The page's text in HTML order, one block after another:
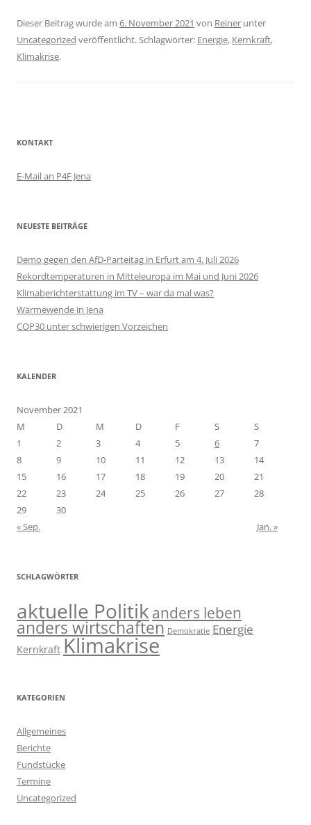
Dieser Beitrag wurde am 6. November 2021 von Reiner unter
Uncategorized veröffentlicht. Schlagwörter: Energie, Kernkraft,
Klimakrise.
KONTAKT
E-Mail an P4F Jena
NEUESTE BEITRÄGE
Demo gegen den AfD-Parteitag in Erfurt am 4. Juli 2026
Rekordtemperaturen in Mitteleuropa im Mai und Juni 2026
Klimaberichterstattung im TV – war da mal was?
Wärmewende in Jena
COP30 unter schwierigen Vorzeichen
KALENDER
November 2021
M
D M D F S
S
1
2 3 4 5 6
7
8
9 10 11 12 13
14
15
16 17 18 19 20
21
22
23 24 25 26 27
28
29
30
« Sep.
Jan. »
SCHLAGWÖRTER
aktuelle Politik anders leben
anders wirtschaften Demokratie Energie
Kernkraft Klimakrise
KATEGORIEN
Allgemeines
Berichte
Fundstücke
Termine
Uncategorized